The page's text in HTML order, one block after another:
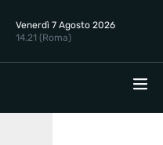
Venerdì 7 Agosto 2026
14.21 (Roma)